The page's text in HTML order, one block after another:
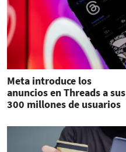
Meta introduce los
anuncios en Threads a sus
300 millones de usuarios